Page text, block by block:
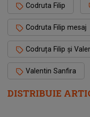
DISTRIBUIE
Codruta Filip
Codruta Filip mesaj
Codruța Filip și
Valentin Sanfira